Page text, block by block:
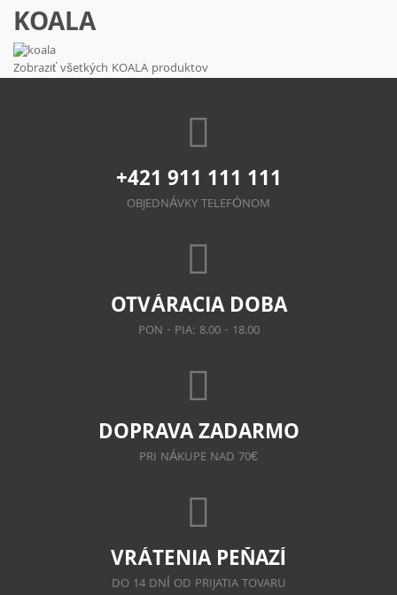
KOALA
Zobraziť všetkých KOALA produktov
+421 911 111 111
OBJEDNÁVKY TELEFÓNOM
OTVÁRACIA DOBA
PON - PIA: 8.00 - 18.00
DOPRAVA ZADARMO
PRI NÁKUPE NAD 70€
VRÁTENIA PEŇAZÍ
DO 14 DNÍ OD PRIJATIA TOVARU